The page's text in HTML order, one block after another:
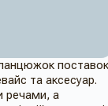
та аксесуар.
речами, а